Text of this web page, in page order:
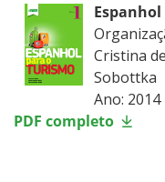
Cristina
Sobottka
Ano:
PDF completo